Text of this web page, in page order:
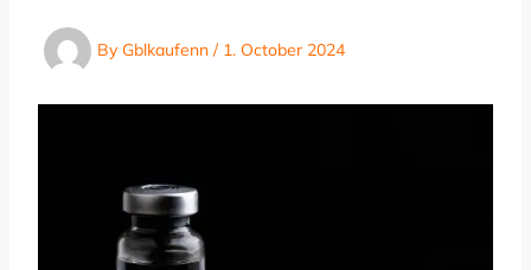
By Gblkaufenn / 1. October 2024